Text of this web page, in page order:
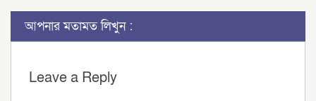
আপনার মতামত লিখুন :
Leave a Reply